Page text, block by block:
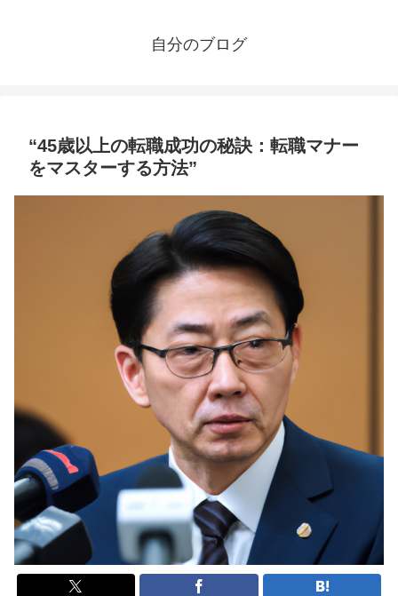
自分のブログ
“45歳以上の転職成功の秘訣：転職マナー
をマスターする方法”